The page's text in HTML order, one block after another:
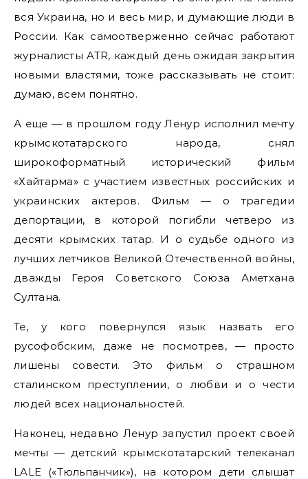
вся Украина, но и весь мир, и думающие люди в
России. Как самоотверженно сейчас работают
журналисты ATR, каждый день ожидая закрытия
новыми властями, тоже рассказывать не стоит:
думаю, всем понятно.
А еще — в прошлом году Ленур исполнил мечту
крымскотатарского народа, снял
широкоформатный исторический фильм
«Хайтарма» с участием известных российских и
украинских актеров. Фильм — о трагедии
депортации, в которой погибли четверо из
десяти крымских татар. И о судьбе одного из
лучших летчиков Великой Отечественной войны,
дважды Героя Советского Союза Аметхана
Султана.
Те, у кого повернулся язык назвать его
русофобским, даже не посмотрев, — просто
лишены совести. Это фильм о страшном
сталинском преступлении, о любви и о чести
людей всех национальностей.
Наконец, недавно Ленур запустил проект своей
мечты — детский крымскотатарский телеканал
LALE («Тюльпанчик»), на котором дети слышат